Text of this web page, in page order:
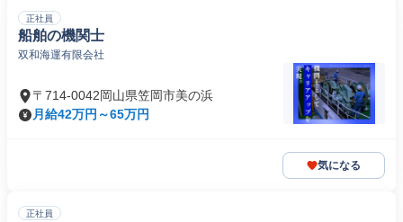
正社員
船舶の機関士
双和海運有限会社
〒714-0042岡山県笠岡市美の浜
月給42万円～65万円
気になる
正社員